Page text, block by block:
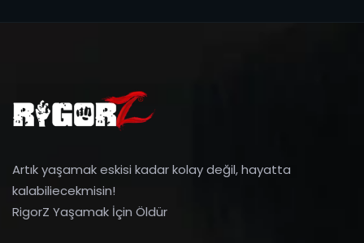
Artık yaşamak eskisi kadar kolay değil, hayatta
kalabiliecekmisin!
RigorZ Yaşamak İçin Öldür